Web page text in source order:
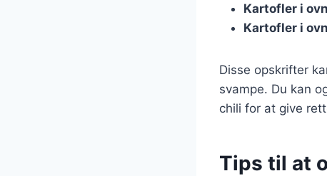
Kartofler i
Kartofler i
Disse opskrifter
svampe. Du kan
chili for at give
Tips til at